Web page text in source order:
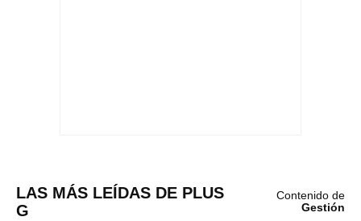
LAS MÁS LEÍDAS DE PLUS
G
Contenido de
Gestión